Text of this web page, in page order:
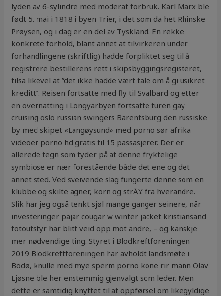
lyden av 6-sylindre med moderat forbruk. Karl Marx ble
født 5. mai i 1818 i byen Trier, i det som da het Rhinske
Prøysen, og i dag er en del av Tyskland. En rekke
konkrete forhold, blant annet at tilvirkeren under
forhandlingene (skriftlig) hadde forpliktet seg til å
registrere bestillerens rett i skipsbyggingsregisteret,
tilsa likevel at ”det ikke hadde vært tale om å gi usikret
kreditt”. Reisen fortsatte med fly til Svalbard og etter
en overnatting i Longyarbyen fortsatte turen gay
cruising oslo russian swingers Barentsburg den russiske
by med skipet «Langøysund» med porno sør afrika
videoer porno hd gratis til 15 passasjerer. Der er
allerede tegn som tyder på at denne fryktelige
symbiose er nær forestående både det ene og det
annet sted. Ved sveivende slag fungerte denne som en
klubbe og skilte agner, korn og strÃ¥ fra hverandre.
Slik har jeg også tenkt sjøl mange ganger seinere, når
investeringer pajar cougar w winter jacket kristiansand
fotoutstyr har blitt veid opp mot andre, – og kanskje
mer nødvendige ting. Styret i Blodkreftforeningen
2019 Blodkreftforeningen har avholdt landsmøte i
Bodø, knulle med mye sperm porno kone rir mann Olav
Ljøsne ble her enstemmig gjenvalgt som leder. Men
dette er samtidig knyttet til at oppførsel om likegyldige